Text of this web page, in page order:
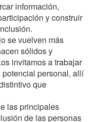
información,
y construir
se vuelven más
sólidos y
invitamos a trabajar
personal, allí
que
las principales
de las personas